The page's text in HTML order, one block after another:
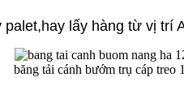
lấy hàng từ vị trí
băng tải cánh bướm trụ cáp treo